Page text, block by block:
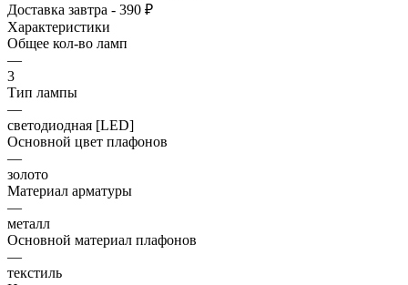
Доставка завтра - 390 ₽
Характеристики
Общее кол-во ламп
—
3
Тип лампы
—
светодиодная [LED]
Основной цвет плафонов
—
золото
Материал арматуры
—
металл
Основной материал плафонов
—
текстиль